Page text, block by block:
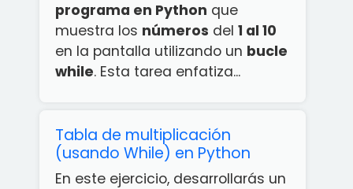
programa en Python que
muestra los números del 1 al 10
en la pantalla utilizando un bucle
while. Esta tarea enfatiza...
Tabla de multiplicación
(usando While) en Python
En este ejercicio, desarrollarás un